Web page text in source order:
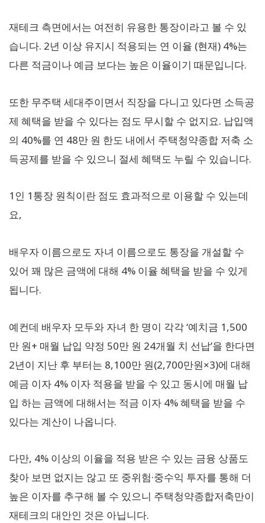
재테크 측면에서는 여전히 유용한 통장이라고 볼 수 있
습니다. 2년 이상 유지시 적용되는 연 이율 (현재) 4%는
다른 적금이나 예금 보다는 높은 이율이기 때문입니다.
또한 무주택 세대주이면서 직장을 다니고 있다면 소득공
제 혜택을 받을 수 있다는 점도 무시할 수 없지요. 납입액
의 40%를 연 48만 원 한도 내에서 주택청약종합 저축 소
득공제를 받을 수 있으니 절세 혜택도 누릴 수 있습니다.
1인 1통장 원칙이란 점도 효과적으로 이용할 수 있는데
요,
배우자 이름으로도 자녀 이름으로도 통장을 개설할 수
있어 꽤 많은 금액에 대해 4% 이율 혜택을 받을 수 있게
됩니다.
예컨데 배우자 모두와 자녀 한 명이 각각 ‘예치금 1,500
만 원+ 매월 납입 약정 50만 원 24개월 치 선납’을 한다면
2년이 지난 후 부터는 8,100만 원(2,700만원×3)에 대해
예금 이자 4% 이자 적용을 받을 수 있고 동시에 매월 납
입 하는 금액에 대해서는 적금 이자 4% 혜택을 받을 수
있다는 계산이 나옵니다.
다만, 4% 이상의 이율을 적용 받은 수 있는 금융 상품도
찾아 보면 없지는 않고 또 중위험·중수익 투자를 통해 더
높은 이자를 추구해 볼 수 있으니 주택청약종합저축만이
재테크의 대안인 것은 아닙니다.